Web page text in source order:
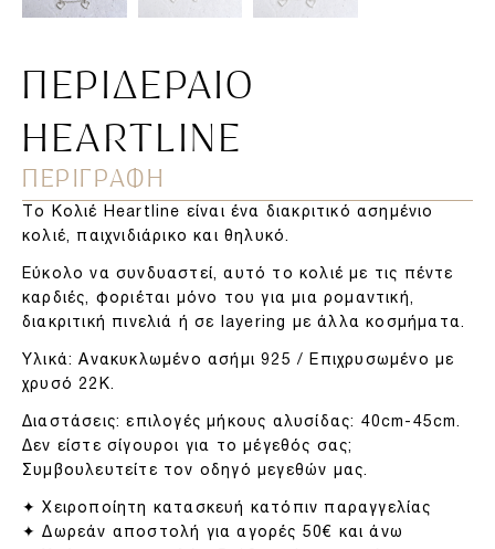
ΠΕΡΙΔΈΡΑΙΟ
HEARTLINE
ΠΕΡΙΓΡΑΦΗ
Το Κολιέ Heartline είναι ένα διακριτικό ασημένιο
κολιέ, παιχνιδιάρικο και θηλυκό.
Eύκολο να συνδυαστεί, αυτό το κολιέ με τις πέντε
καρδιές, φοριέται μόνο του για μια ρομαντική,
διακριτική πινελιά ή σε layering με άλλα κοσμήματα.
Υλικά:Ανακυκλωμένο ασήμι 925 / Επιχρυσωμένο με
χρυσό 22Κ.
Διαστάσεις:επιλογές μήκους αλυσίδας: 40cm-45cm.
Δεν είστε σίγουροι για το μέγεθός σας;
Συμβουλευτείτε τον οδηγό μεγεθών μας.
✦ Χειροποίητη κατασκευή κατόπιν παραγγελίας
✦ Δωρεάν αποστολή για αγορές 50€ και άνω